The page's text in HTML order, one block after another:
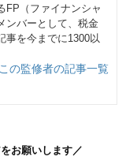
FP（ファイナンシャ
ンバーとして、税金
事を今までに1300以
この監修者の記事一覧
お願いします／